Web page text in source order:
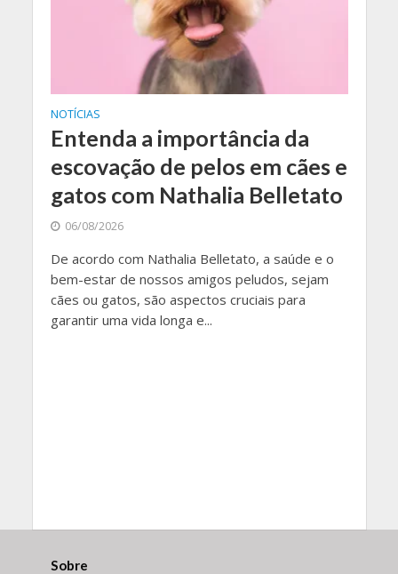
NOTÍCIAS
Entenda a importância da
escovação de pelos em cães e
gatos com Nathalia Belletato
06/08/2026
De acordo com Nathalia Belletato, a saúde e o
bem-estar de nossos amigos peludos, sejam
cães ou gatos, são aspectos cruciais para
garantir uma vida longa e...
Sobre